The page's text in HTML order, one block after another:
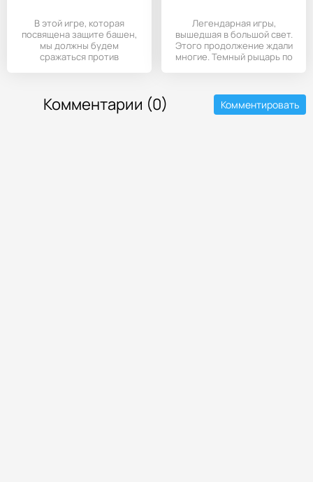
В этой игре, которая
посвящена защите башен,
мы должны будем
сражаться против
Легендарная игры,
вышедшая в большой свет.
Этого продолжение ждали
многие. Темный рыцарь по
Комментарии (0) Комментировать